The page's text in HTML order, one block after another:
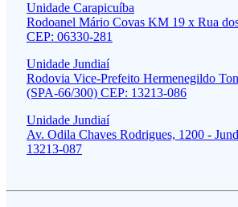
Unidade Carapicuíba
Rodoanel Mário Covas KM 19 x Rua
CEP: 06330-281
Unidade Jundiaí
Rodovia Vice-Prefeito Hermenegildo
(SPA-66/300) CEP: 13213-086
Unidade Jundiaí
Av. Odila Chaves Rodrigues, 1200 -
13213-087